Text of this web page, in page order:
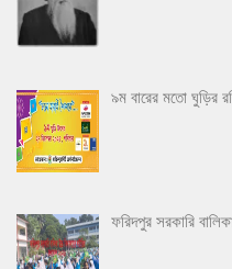
৯ম বারের মতো ঘুড়ির
ফরিদপুর সরকারি